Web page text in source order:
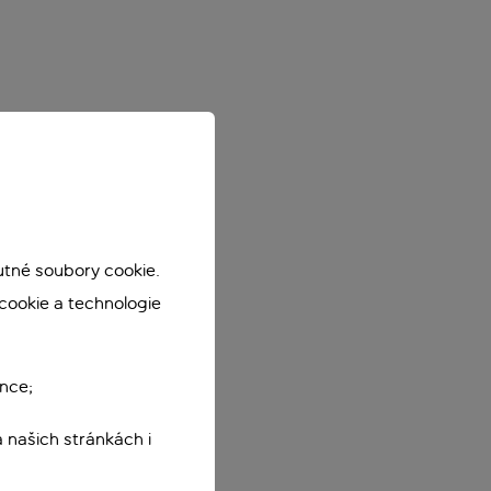
soubory cookie.
a technologie
našich stránkách i